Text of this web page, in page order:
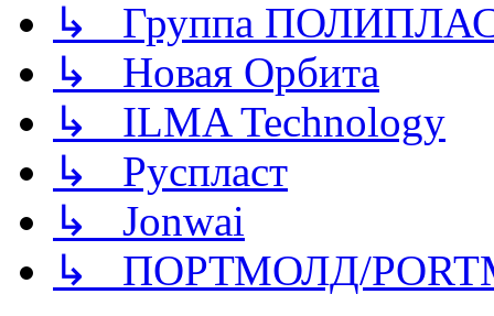
↳ Группа
↳ Новая Орбита
↳ ILMA Technology
↳ Руспласт
↳ Jonwai
↳ ПОРТМОЛД/